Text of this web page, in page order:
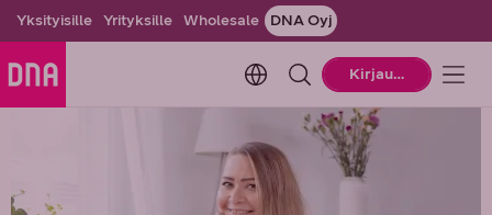
Yksityisille Yrityksille Wholesale DNA Oyj
Change language. Current
Kirjaudu